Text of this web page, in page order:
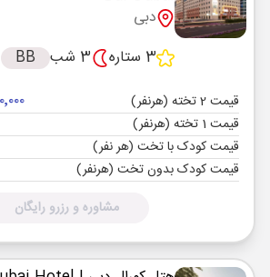
دبی
3 ستاره
3 شب BB
قیمت 2 تخته (هرنفر)
قیمت 1 تخته (هرنفر)
قیمت کودک با تخت (هر نفر)
قیمت کودک بدون تخت (هرنفر)
مشاوره و رزرو رایگان